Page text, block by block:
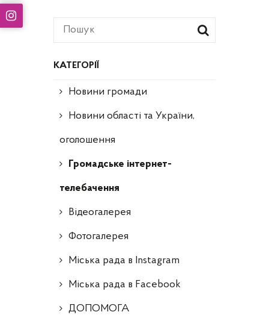
КАТЕГОРІЇ
Новини громади
Новини області та України,
оголошення
Громадське інтернет-
телебачення
Відеогалерея
Фотогалерея
Міська рада в Instagram
Міська рада в Facebook
ДОПОМОГА